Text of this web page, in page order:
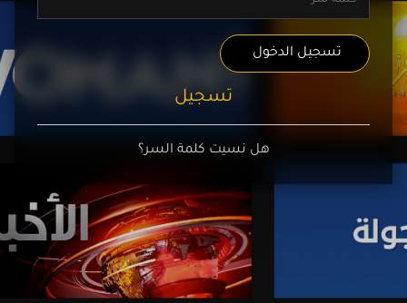
تسجيل الدخول
تسجيل
هل نسيت كلمة السر؟